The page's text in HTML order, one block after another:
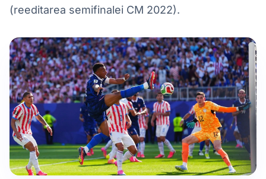
(reeditarea semifinalei CM 2022).